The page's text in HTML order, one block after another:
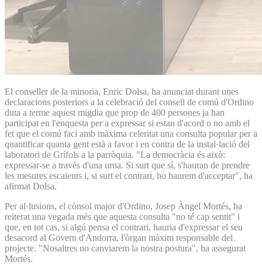
El conseller de la minoria, Enric Dolsa, ha anunciat durant unes
declaracions posteriors a la celebració del consell de comú d'Ordino
duta a terme aquest migdia que prop de 400 persones ja han
participat en l'enquesta per a expressar si estan d'acord o no amb el
fet que el comú faci amb màxima celeritat una consulta popular per a
quantificar quanta gent està a favor i en contra de la instal·lació del
laboratori de Grífols a la parròquia. "La democràcia és això:
expressar-se a través d'una urna. Si surt que sí, s'hauran de prendre
les mesures escaients i, si surt el contrari, ho haurem d'acceptar", ha
afirmat Dolsa.
Per al·lusions, el cònsol major d'Ordino, Josep Àngel Mortés, ha
reiterat una vegada més que aquesta consulta "no té cap sentit" i
que, en tot cas, si algú pensa el contrari, hauria d'expressar el seu
desacord al Govern d'Andorra, l'òrgan màxim responsable del
projecte. "Nosaltres no canviarem la nostra postura", ha assegurat
Mortés.